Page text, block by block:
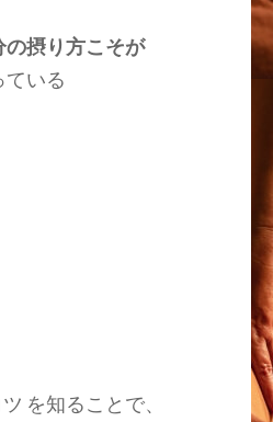
の摂り方こそが
ている
を知ることで、